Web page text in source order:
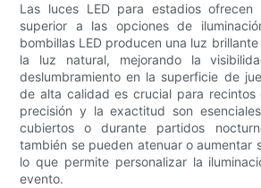
Las luces LED para estadios
superior a las opciones de
bombillas LED producen una luz
la luz natural, mejorando la
deslumbramiento en la superficie de
de alta calidad es crucial para recintos
precisión y la exactitud son
cubiertos o durante partidos
también se pueden atenuar o aumentar
lo que permite personalizar la
evento.